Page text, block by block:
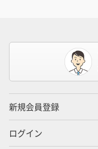
新規会員登録
ログイン